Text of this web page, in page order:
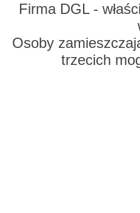
Firma DGL -
Osoby
trzecich